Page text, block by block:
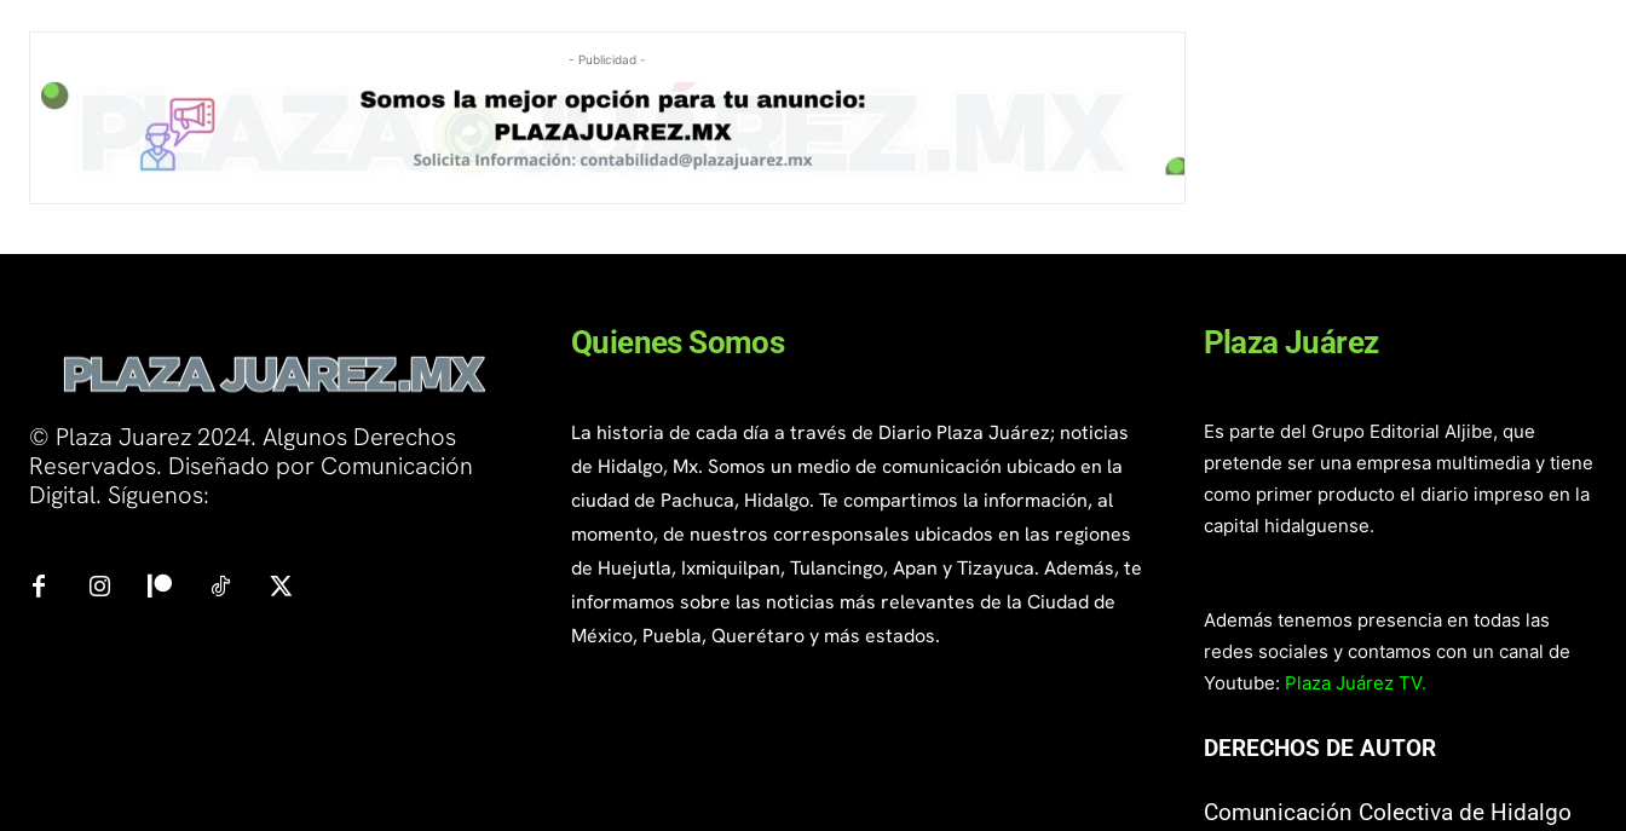
- Publicidad -
© Plaza Juarez 2024. Algunos Derechos
Reservados. Diseñado por Comunicación
Digital. Síguenos:
Quienes Somos
La historia de cada día a través de Diario Plaza Juárez; noticias
de Hidalgo, Mx. Somos un medio de comunicación ubicado en la
ciudad de Pachuca, Hidalgo. Te compartimos la información, al
momento, de nuestros corresponsales ubicados en las regiones
de Huejutla, Ixmiquilpan, Tulancingo, Apan y Tizayuca. Además, te
informamos sobre las noticias más relevantes de la Ciudad de
México, Puebla, Querétaro y más estados.
Plaza Juárez
Es parte del Grupo Editorial Aljibe, que
pretende ser una empresa multimedia y tiene
como primer producto el diario impreso en la
capital hidalguense.
Además tenemos presencia en todas las
redes sociales y contamos con un canal de
Youtube: Plaza Juárez TV.
DERECHOS DE AUTOR
Comunicación Colectiva de Hidalgo